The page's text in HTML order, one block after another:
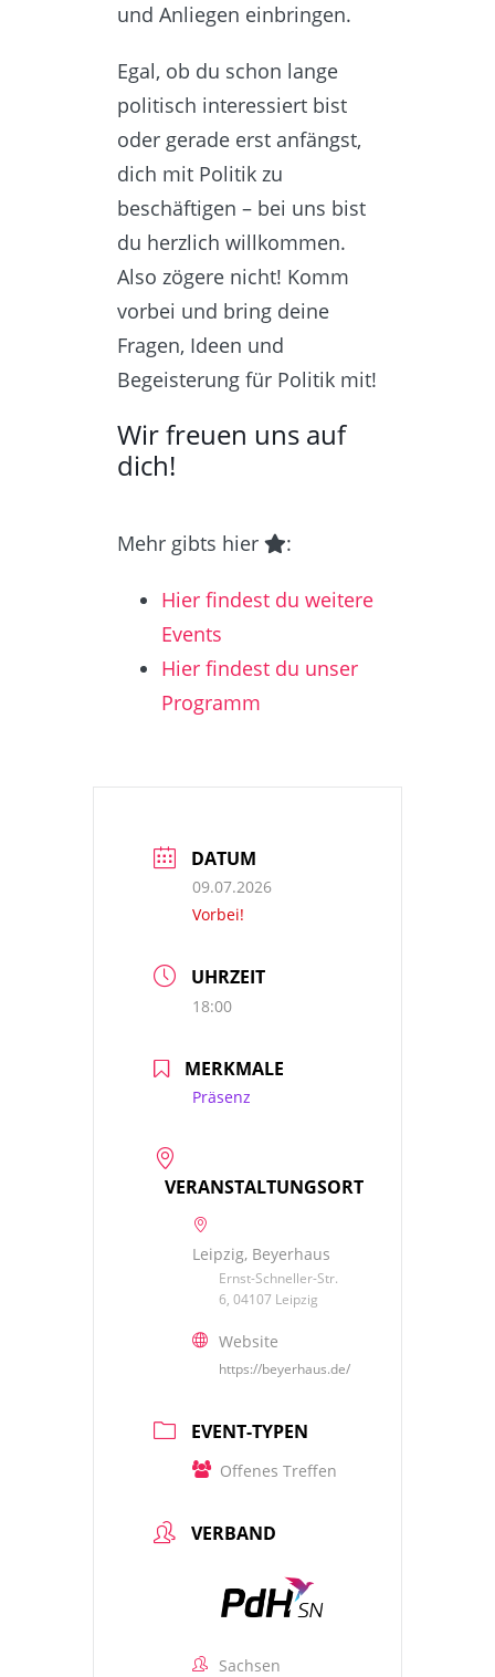
und Anliegen einbringen.
Egal, ob du schon lange
politisch interessiert bist
oder gerade erst anfängst,
dich mit Politik zu
beschäftigen – bei uns bist
du herzlich willkommen.
Also zögere nicht! Komm
vorbei und bring deine
Fragen, Ideen und
Begeisterung für Politik mit!
Wir freuen uns auf
dich!
Mehr gibts hier :
Hier findest du weitere
Events
Hier findest du unser
Programm
DATUM
09.07.2026
Vorbei!
UHRZEIT
18:00
MERKMALE
Präsenz
VERANSTALTUNGSORT
Leipzig, Beyerhaus
Ernst-Schneller-Str.
6, 04107 Leipzig
Website
https://beyerhaus.de/
EVENT-TYPEN
Offenes Treffen
VERBAND
Sachsen